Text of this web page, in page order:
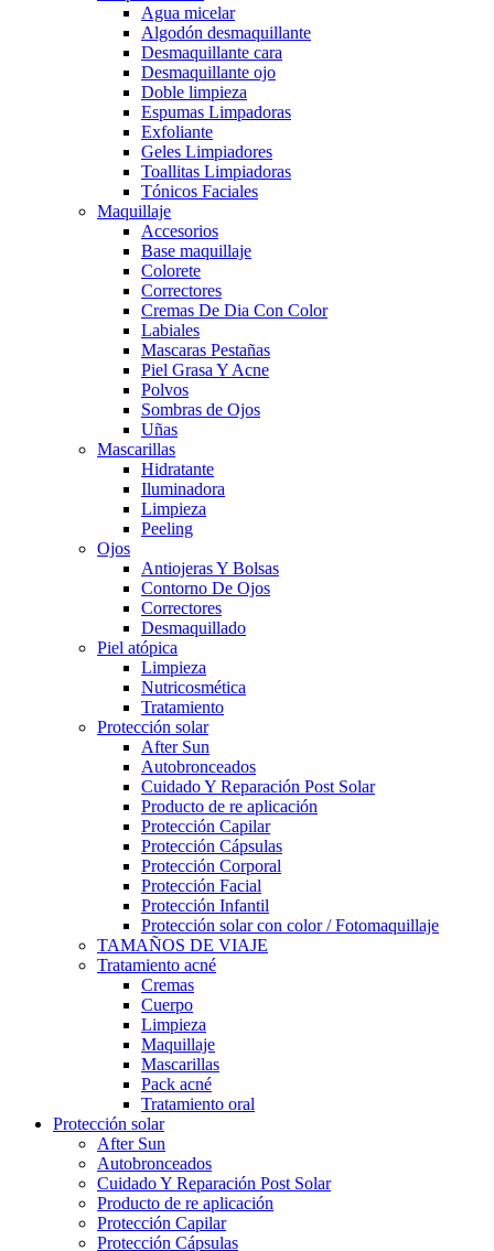
Agua micelar
Algodón desmaquillante
Desmaquillante cara
Desmaquillante ojo
Doble limpieza
Espumas Limpadoras
Exfoliante
Geles Limpiadores
Toallitas Limpiadoras
Tónicos Faciales
Maquillaje
Accesorios
Base maquillaje
Colorete
Correctores
Cremas De Dia Con Color
Labiales
Mascaras Pestañas
Piel Grasa Y Acne
Polvos
Sombras de Ojos
Uñas
Mascarillas
Hidratante
Iluminadora
Limpieza
Peeling
Ojos
Antiojeras Y Bolsas
Contorno De Ojos
Correctores
Desmaquillado
Piel atópica
Limpieza
Nutricosmética
Tratamiento
Protección solar
After Sun
Autobronceados
Cuidado Y Reparación Post Solar
Producto de re aplicación
Protección Capilar
Protección Cápsulas
Protección Corporal
Protección Facial
Protección Infantil
Protección solar con color / Fotomaquillaje
TAMAÑOS DE VIAJE
Tratamiento acné
Cremas
Cuerpo
Limpieza
Maquillaje
Mascarillas
Pack acné
Tratamiento oral
Protección solar
After Sun
Autobronceados
Cuidado Y Reparación Post Solar
Producto de re aplicación
Protección Capilar
Protección Cápsulas